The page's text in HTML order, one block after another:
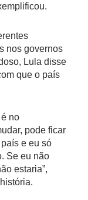
nos governos
Lula disse
que o país
no
pode ficar
e eu só
Se eu não
estaria”,